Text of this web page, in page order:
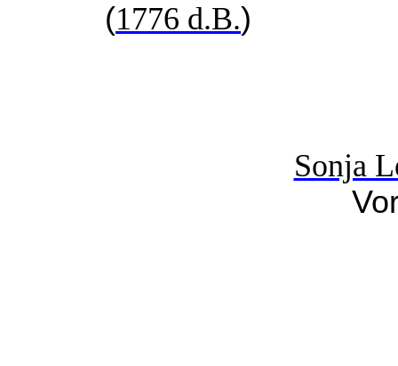
(1776 d.B.)
Sonja